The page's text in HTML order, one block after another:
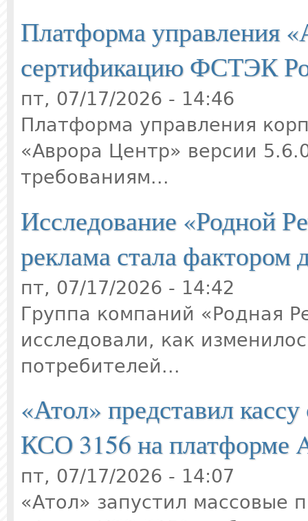
Платформа управления
сертификацию ФСТЭК
пт, 07/17/2026 - 14:46
Платформа управления
«Аврора Центр» версии
требованиям...
Исследование «Родной
реклама стала фактором
пт, 07/17/2026 - 14:42
Группа компаний «Родная
исследовали, как
потребителей...
«Атол» представил
КСО 3156 на платформе
пт, 07/17/2026 - 14:07
«Атол» запустил массовые